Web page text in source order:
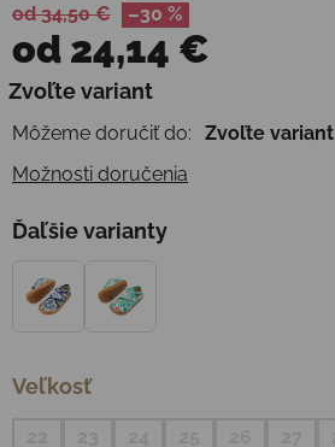
od 34,50 € –30 %
od 24,14 €
Jednotková cena:
Zvoľte variant
Môžeme doručiť do:
Zvoľte variant
Možnosti doručenia
Ďaľšie varianty
Veľkosť